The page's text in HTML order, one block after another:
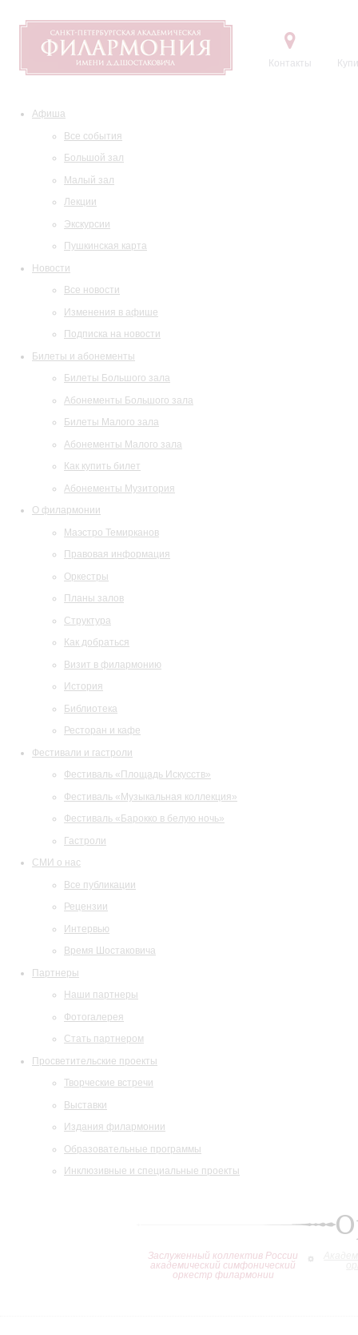
Контакты
Афиша
Все события
Большой зал
Малый зал
Лекции
Экскурсии
Пушкинская карта
Новости
Все новости
Изменения в афише
Подписка на новости
Билеты и абонементы
Билеты Большого зала
Абонементы Большого зала
Билеты Малого зала
Абонементы Малого зала
Как купить билет
Абонементы Музитория
О филармонии
Маэстро Темирканов
Правовая информация
Оркестры
Планы залов
Структура
Как добраться
Визит в филармонию
История
Библиотека
Ресторан и кафе
Фестивали и гастроли
Фестиваль «Площадь Искусств»
Фестиваль «Музыкальная коллекция»
Фестиваль «Барокко в белую ночь»
Гастроли
СМИ о нас
Все публикации
Рецензии
Интервью
Время Шостаковича
Партнеры
Наши партнеры
Фотогалерея
Стать партнером
Просветительские проекты
Творческие встречи
Выставки
Издания филармонии
Образовательные программы
Инклюзивные и специальные проекты
Заслуженный коллектив России
академический симфонический
оркестр филармонии